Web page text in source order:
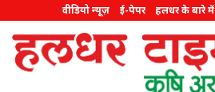
वीडियो न्यूज़ ई-पेपर हलधर के बारे में